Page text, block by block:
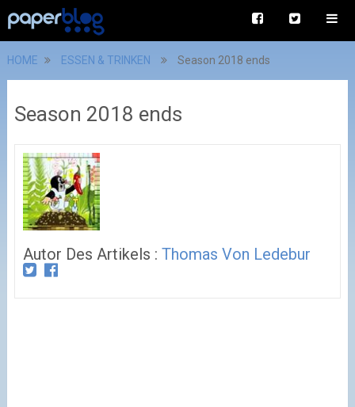
HOME ESSEN & TRINKEN Season 2018 ends
Season 2018 ends
Autor Des Artikels : Thomas Von Ledebur